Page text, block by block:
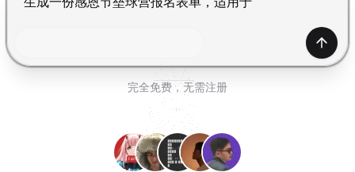
产生
完全免费，无需注册